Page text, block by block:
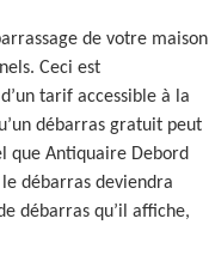
de votre maison
Ceci est
tarif accessible à la
débarras gratuit peut
que Antiquaire Debord
débarras deviendra
débarras qu’il affiche,